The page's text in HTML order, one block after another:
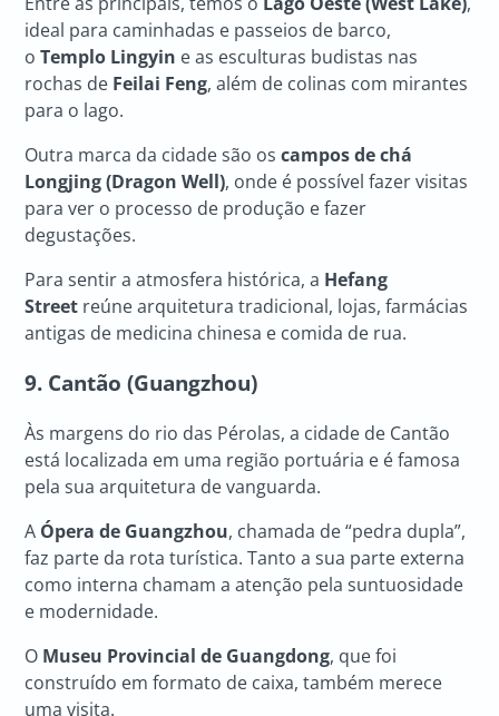
ideal para caminhadas e passeios de barco,
oTemplo Lingyin e as esculturas budistas nas
rochas de Feilai Feng, além de colinas com mirantes
para o lago.
Outra marca da cidade são oscampos de chá
Longjing (Dragon Well), onde é possível fazer visitas
para ver o processo de produção e fazer
degustações.
Para sentir a atmosfera histórica, a Hefang
Street reúne arquitetura tradicional, lojas, farmácias
antigas de medicina chinesa e comida de rua.
9. Cantão (Guangzhou)
Às margens do rio das Pérolas, a cidade de Cantão
está localizada em uma região portuária e é famosa
pela sua arquitetura de vanguarda.
A Ópera de Guangzhou, chamada de “pedra dupla”,
faz parte da rota turística. Tanto a sua parte externa
como interna chamam a atenção pela suntuosidade
e modernidade.
O Museu Provincial de Guangdong, que foi
construído em formato de caixa, também merece
uma visita.